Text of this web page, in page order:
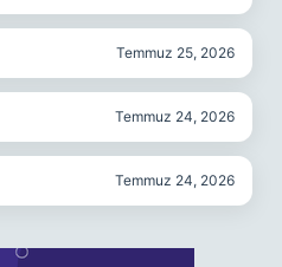
Temmuz 25, 2026
Temmuz 24, 2026
Temmuz 24, 2026